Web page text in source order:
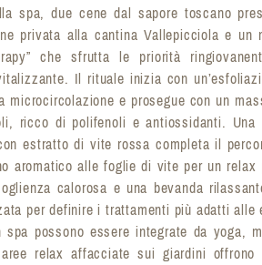
spa, due cene dal sapore toscano
privata alla cantina Vallepicciola e un
che sfrutta le priorità
Il rituale inizia con
microcircolazione e prosegue con un
ricco di polifenoli e antiossidanti. Una
estratto di vite rossa completa il
aromatico alle foglie di vite per un relax
calorosa e una bevanda
per definire i trattamenti più adatti
spa possono essere integrate da yoga,
relax affacciate sui giardini offrono